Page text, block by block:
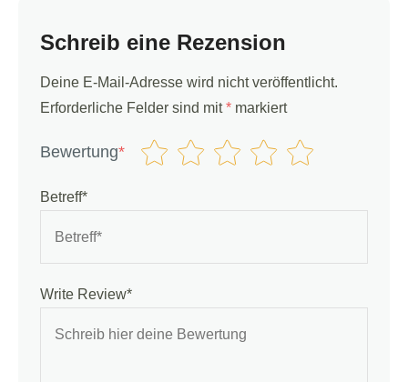
Schreib eine Rezension
Deine E-Mail-Adresse wird nicht veröffentlicht.
Erforderliche Felder sind mit* markiert
Bewertung*
Betreff*
Write Review*